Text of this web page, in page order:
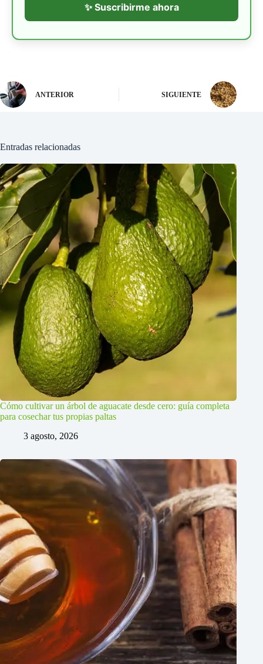
✨ Suscribirme ahora
ANTERIOR SIGUIENTE
Entradas relacionadas
Cómo cultivar un árbol de aguacate desde cero: guía completa
para cosechar tus propias paltas
3 agosto, 2026